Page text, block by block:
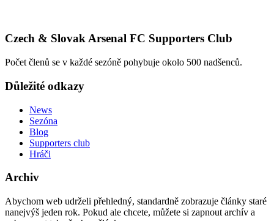
Czech & Slovak Arsenal FC Supporters Club
Počet členů se v každé sezóně pohybuje okolo 500 nadšenců.
Důležité odkazy
News
Sezóna
Blog
Supporters club
Hráči
Archiv
Abychom web udrželi přehledný, standardně zobrazuje články staré
nanejvýš jeden rok. Pokud ale chcete, můžete si zapnout archív a